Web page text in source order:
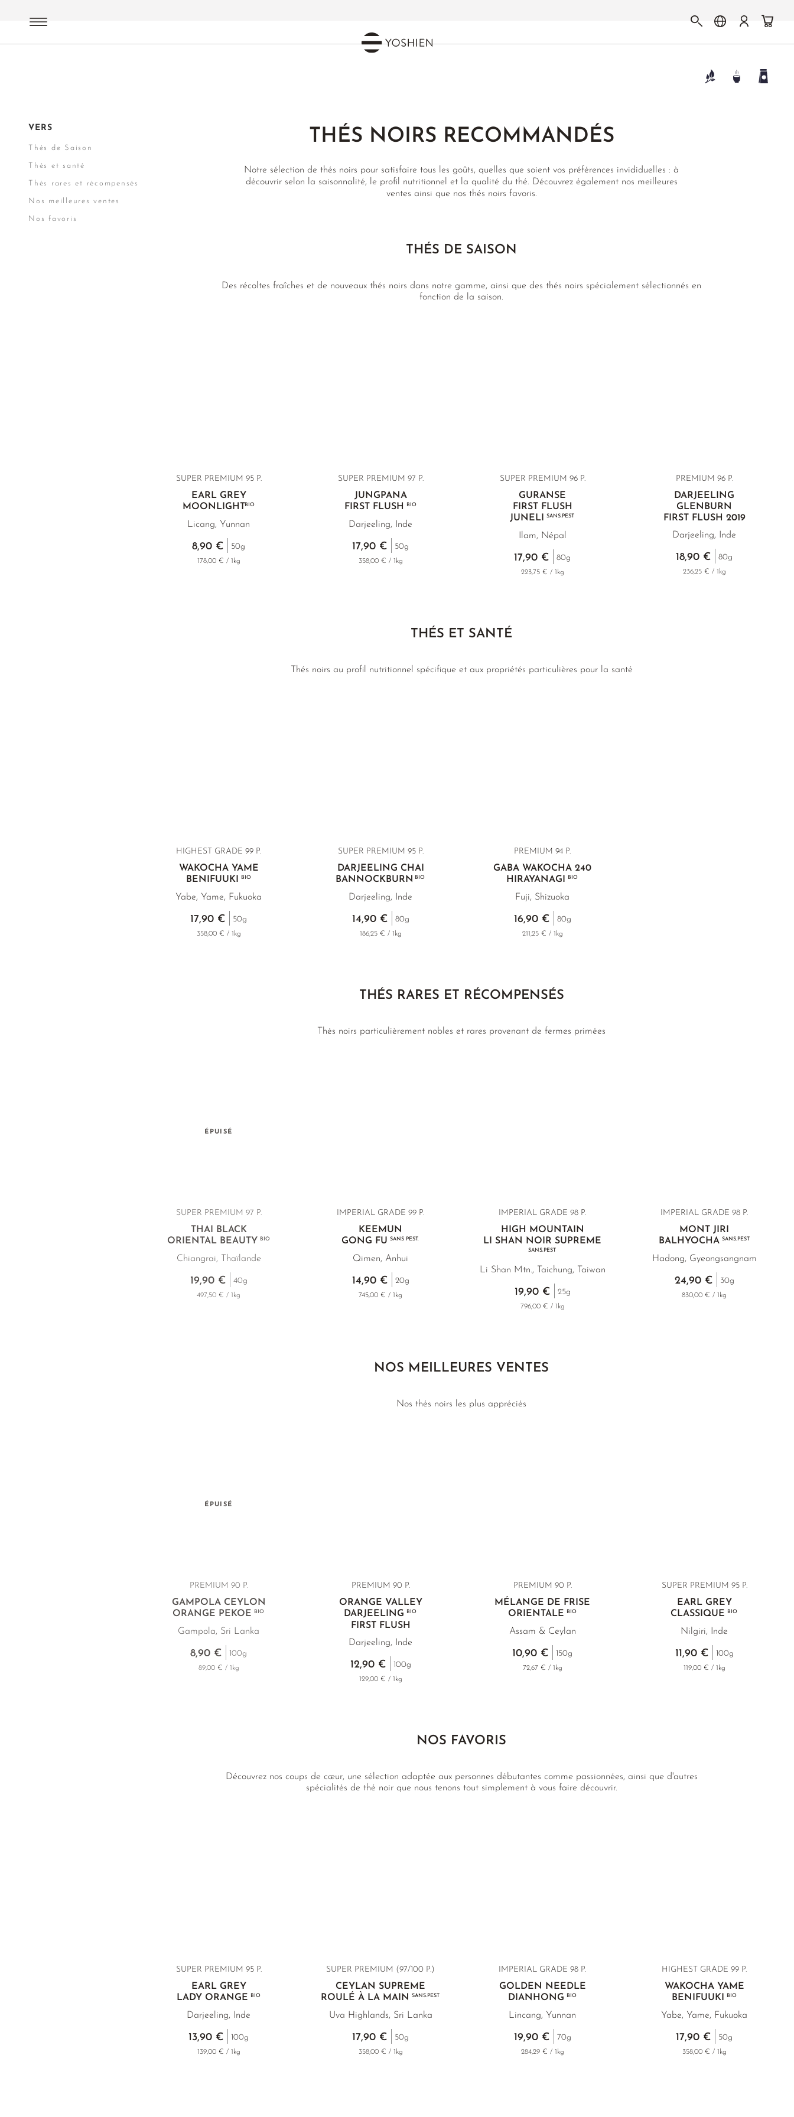
THÉS NOIRS RECOMMANDÉS
Notre sélection de thés noirs pour satisfaire tous les goûts, quelles que soient vos préférences invididuelles : à
découvrir selon la saisonnalité, le profil nutritionnel et la qualité du thé. Découvrez également nos meilleures
ventes ainsi que nos thés noirs favoris.
THÉS DE SAISON
Des récoltes fraîches et de nouveaux thés noirs dans notre gamme, ainsi que des thés noirs spécialement sélectionnés en
fonction de la saison.
SUPER PREMIUM 95 P.
EARL GREY
MOONLIGHTBIO
Licang, Yunnan
8,90 € 50g
178,00 € / 1kg
SUPER PREMIUM 97 P.
JUNGPANA
FIRST FLUSH
BIO
Darjeeling, Inde
17,90 € 50g
358,00 € / 1kg
SUPER PREMIUM 96 P.
GURANSE
FIRST FLUSH
JUNELISANS.PEST
Ilam, Népal
17,90 € 80g
223,75 € / 1kg
PREMIUM 96 P.
DARJEELING
GLENBURN
FIRST FLUSH 2019
Darjeeling, Inde
18,90 € 80g
236,25 € / 1kg
THÉS ET SANTÉ
Thés noirs au profil nutritionnel spécifique et aux propriétés particulières pour la santé
HIGHEST GRADE 99 P.
WAKOCHA YAME
BENIFUUKI
BIO
Yabe, Yame, Fukuoka
17,90 € 50g
358,00 € / 1kg
SUPER PREMIUM 95 P.
DARJEELING CHAI
BANNOCKBURN
BIO
Darjeeling, Inde
14,90 € 80g
186,25 € / 1kg
PREMIUM 94 P.
GABA WAKOCHA 240
HIRAYANAGI
BIO
Fuji, Shizuoka
16,90 € 80g
211,25 € / 1kg
THÉS RARES ET RÉCOMPENSÉS
Thés noirs particulièrement nobles et rares provenant de fermes primées
ÉPUISÉ
SUPER PREMIUM 97 P.
THAI BLACK
ORIENTAL BEAUTY
BIO
Chiangrai, Thaïlande
19,90 € 40g
497,50 € / 1kg
IMPERIAL GRADE 99 P.
KEEMUN
GONG FUSANS PEST.
Qimen, Anhui
14,90 € 20g
745,00 € / 1kg
IMPERIAL GRADE 98 P.
HIGH MOUNTAIN
LI SHAN NOIR SUPREME
SANS.PEST
Li Shan Mtn., Taichung, Taiwan
19,90 € 25g
796,00 € / 1kg
IMPERIAL GRADE 98 P.
MONT JIRI
BALHYOCHASANS.PEST
Hadong, Gyeongsangnam
24,90 € 30g
830,00 € / 1kg
NOS MEILLEURES VENTES
Nos thés noirs les plus appréciés
ÉPUISÉ
PREMIUM 90 P.
GAMPOLA CEYLON
ORANGE PEKOE
BIO
Gampola, Sri Lanka
8,90 € 100g
89,00 € / 1kg
PREMIUM 90 P.
ORANGE VALLEY
DARJEELING
BIO
FIRST FLUSH
Darjeeling, Inde
12,90 € 100g
129,00 € / 1kg
PREMIUM 90 P.
MÉLANGE DE FRISE
ORIENTALE
BIO
Assam & Ceylan
10,90 € 150g
72,67 € / 1kg
SUPER PREMIUM 95 P.
EARL GREY
CLASSIQUE
BIO
Nilgiri, Inde
11,90 € 100g
119,00 € / 1kg
NOS FAVORIS
Découvrez nos coups de cœur, une sélection adaptée aux personnes débutantes comme passionnées, ainsi que d'autres
spécialités de thé noir que nous tenons tout simplement à vous faire découvrir.
SUPER PREMIUM 95 P.
EARL GREY
LADY ORANGE
BIO
Darjeeling, Inde
13,90 € 100g
139,00 € / 1kg
SUPER PREMIUM (97/100 P.)
CEYLAN SUPREME
ROULÉ À LA MAINSANS.PEST
Uva Highlands, Sri Lanka
17,90 € 50g
358,00 € / 1kg
IMPERIAL GRADE 98 P.
GOLDEN NEEDLE
DIANHONG
BIO
Lincang, Yunnan
19,90 € 70g
284,29 € / 1kg
HIGHEST GRADE 99 P.
WAKOCHA YAME
BENIFUUKI
BIO
Yabe, Yame, Fukuoka
17,90 € 50g
358,00 € / 1kg
VERS
Thés de Saison
Thés et santé
Thés rares et récompensés
Nos meilleures ventes
Nos favoris